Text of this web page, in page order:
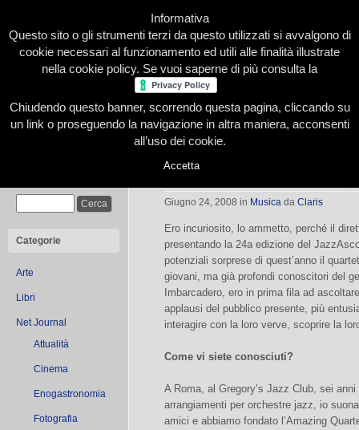
Home Presentazione Redazione Le nostre firme
Categorie
Arte
Libri
Net Journal
Attualità
Cinema
Enogastronomia
Fotografia
Professione jazzista!
Giugno 24, 2008 in Musica da Claris
Ero incuriosito, lo ammetto, perché il
presentando la 24a edizione del
potenziali sorprese di quest’anno il
giovani, ma già profondi conoscitori del
Imbarcadero, ero in prima fila ad
applausi del pubblico presente, più
interagire con la loro verve, scoprire la
Come vi siete conosciuti?
A Roma, al Gregory’s Jazz Club, sei
arrangiamenti per orchestre jazz, io
amici e abbiamo fondato l’Amazing
Informativa
Questo sito o gli strumenti terzi da questo utilizzati si avvalgono di
cookie necessari al funzionamento ed utili alle finalità illustrate
nella cookie policy. Se vuoi saperne di più consulta la
Chiudendo questo banner, scorrendo questa pagina, cliccando su
un link o proseguendo la navigazione in altra maniera, acconsenti
all’uso dei cookie.
Accetta